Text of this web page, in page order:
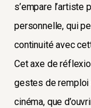
s’empare
personnelle, qui
continuité avec
Cet axe de
gestes de remploi
cinéma, que